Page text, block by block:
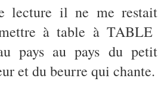
lecture il ne me restait
à table à TABLE
pays au pays du petit
et du beurre qui chante.